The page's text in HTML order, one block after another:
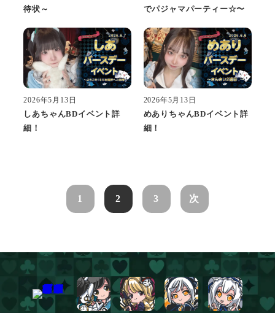
待状～
でパジャマパーティー☆〜
2026年5月13日
しあちゃんBDイベント詳
細！
2026年5月13日
めありちゃんBDイベント詳
細！
1 2 3 次